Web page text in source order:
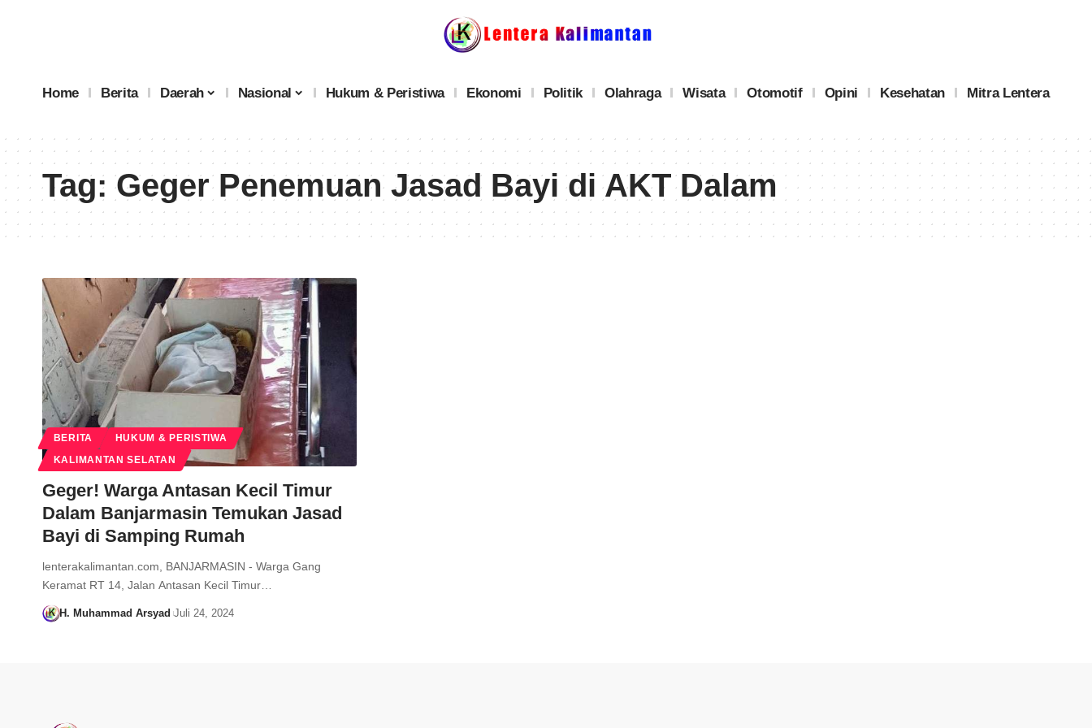
Home Berita Daerah Nasional Hukum & Peristiwa Ekonomi Politik Olahraga Wisata Otomotif Opini Kesehatan Mitra Lentera
Tag:Geger Penemuan Jasad Bayi di AKT Dalam
BERITA HUKUM & PERISTIWA
KALIMANTAN SELATAN
Geger! Warga Antasan Kecil Timur
Dalam Banjarmasin Temukan Jasad
Bayi di Samping Rumah
lenterakalimantan.com, BANJARMASIN - Warga Gang
Keramat RT 14, Jalan Antasan Kecil Timur…
H. Muhammad Arsyad Juli 24, 2024